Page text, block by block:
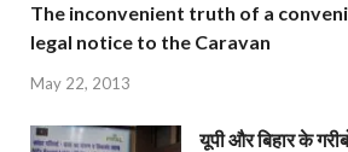
The inconvenient truth of a
legal notice to the Caravan
May 22, 2013
यूपी और बिहार के